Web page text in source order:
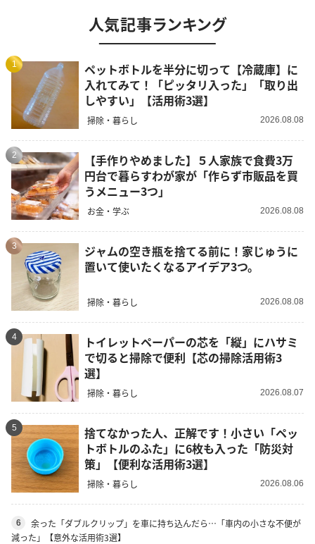
人気記事ランキング
1
ペットボトルを半分に切って【冷蔵庫】に
入れてみて！「ピッタリ入った」「取り出
しやすい」【活用術3選】
掃除・暮らし 2026.08.08
2
【手作りやめました】５人家族で食費3万
円台で暮らすわが家が「作らず市販品を買
うメニュー3つ」
お金・学ぶ 2026.08.08
3
ジャムの空き瓶を捨てる前に！家じゅうに
置いて使いたくなるアイデア3つ。
掃除・暮らし 2026.08.08
4
トイレットペーパーの芯を「縦」にハサミ
で切ると掃除で便利【芯の掃除活用術3
選】
掃除・暮らし 2026.08.07
5
捨てなかった人、正解です！小さい「ペッ
トボトルのふた」に6枚も入った「防災対
策」【便利な活用術3選】
掃除・暮らし 2026.08.06
6
余った「ダブルクリップ」を車に持ち込んだら…「車内の小さな不便が
減った」【意外な活用術3選】